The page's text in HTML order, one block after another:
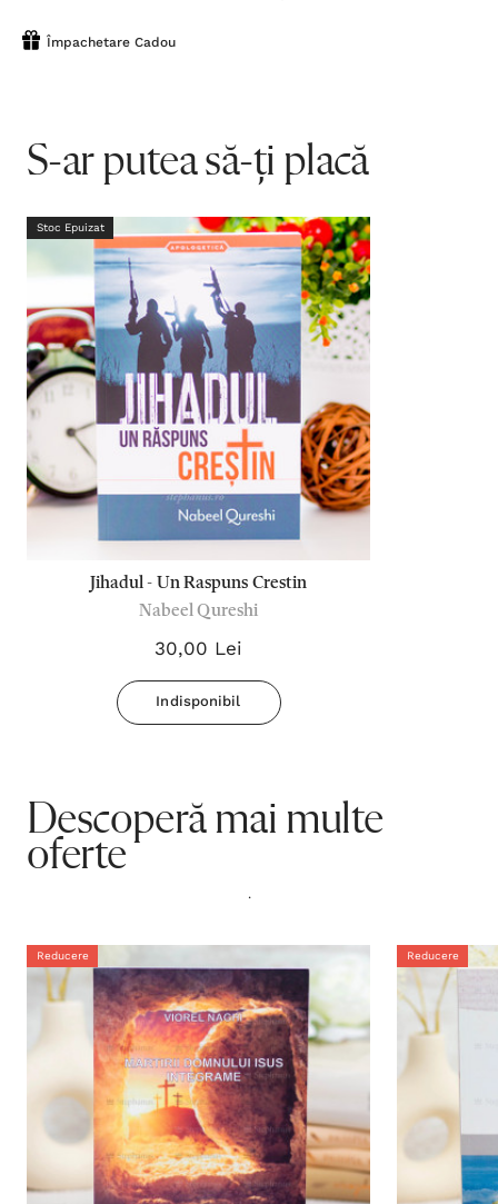
Împachetare Cadou
S-ar putea să-ți placă
Stoc Epuizat
Jihadul - Un Raspuns Crestin
Nabeel Qureshi
30,00 Lei
Indisponibil
Descoperă mai multe
oferte
.
Reducere Reducere